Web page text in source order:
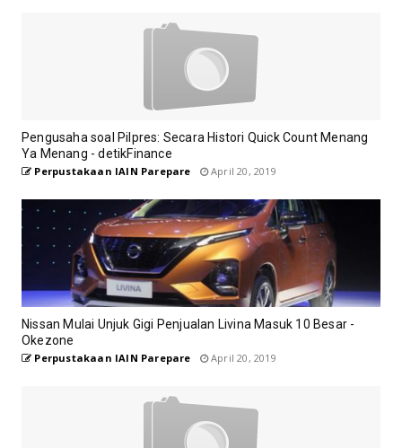
Pengusaha soal Pilpres: Secara Histori Quick Count Menang
Ya Menang - detikFinance
Perpustakaan IAIN Parepare April 20, 2019
Nissan Mulai Unjuk Gigi Penjualan Livina Masuk 10 Besar -
Okezone
Perpustakaan IAIN Parepare April 20, 2019